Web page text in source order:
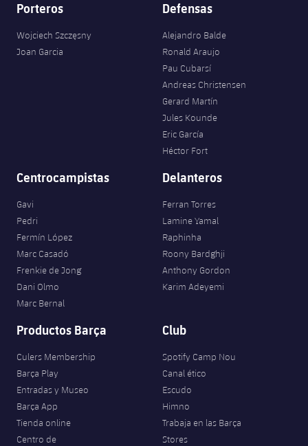
Porteros
Wojciech Szczęsny
Joan Garcia
Defensas
Alejandro Balde
Ronald Araujo
Pau Cubarsí
Andreas Christensen
Gerard Martín
Jules Kounde
Eric García
Héctor Fort
Centrocampistas
Gavi
Pedri
Fermín López
Marc Casadó
Frenkie de Jong
Dani Olmo
Marc Bernal
Delanteros
Ferran Torres
Lamine Yamal
Raphinha
Roony Bardghji
Anthony Gordon
Karim Adeyemi
Productos Barça
Culers Membership
Barça Play
Entradas y Museo
Barça App
Tienda online
Centro de
Club
Spotify Camp Nou
Canal ético
Escudo
Himno
Trabaja en las Barça
Stores